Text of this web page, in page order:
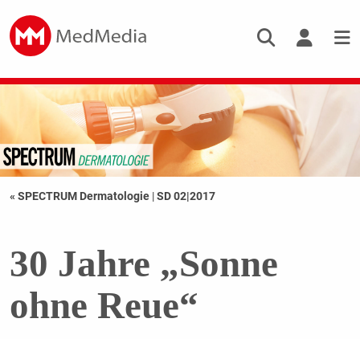
« SPECTRUM Dermatologie |SD 02|2017
30 Jahre „Sonne
ohne Reue“